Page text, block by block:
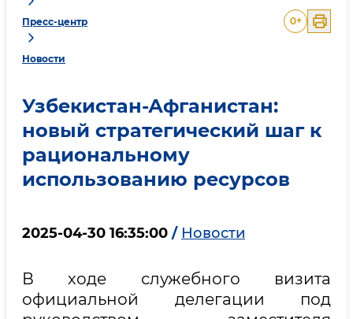
Пресс-центр
Новости
0+
Узбекистан-Афганистан:
новый стратегический шаг к
рациональному
использованию ресурсов
2025-04-30 16:35:00 / Новости
В ходе служебного визита
официальной делегации под